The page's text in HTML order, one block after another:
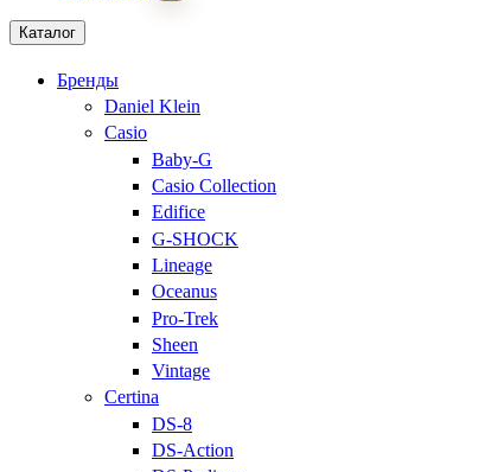
Каталог
Бренды
Daniel Klein
Casio
Baby-G
Casio Collection
Edifice
G-SHOCK
Lineage
Oceanus
Pro-Trek
Sheen
Vintage
Certina
DS-8
DS-Action